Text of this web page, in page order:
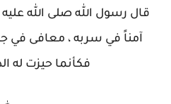
قال رسول الله صلى الله
آمناً في سربه ، معافى في
فكأنما حيزت له